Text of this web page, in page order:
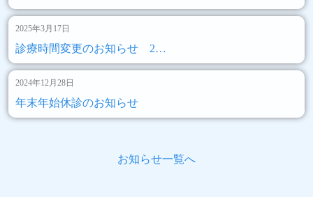
2025年3月17日
診療時間変更のお知らせ 2…
2024年12月28日
年末年始休診のお知らせ
お知らせ一覧へ